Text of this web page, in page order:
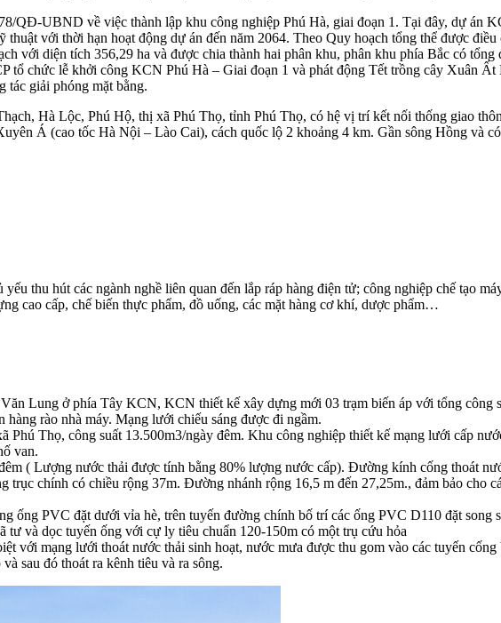
QĐ-UBND về việc thành lập khu công nghiệp Phú Hà, giai đoạn 1. Tại đây, dự án
với thời hạn hoạt động dự án đến năm 2064. Theo Quy hoạch tổng thể được
diện tích 356,29 ha và được chia thành hai phân khu, phân khu phía Bắc có tổng
tổ chức lễ khởi công KCN Phú Hà – Giai đoạn 1 và phát động Tết trồng cây Xuân
tác giải phóng mặt bằng.
Hà Lộc, Phú Hộ, thị xã Phú Thọ, tỉnh Phú Thọ, có hệ vị trí kết nối thống giao
Á (cao tốc Hà Nội – Lào Cai), cách quốc lộ 2 khoảng 4 km. Gần sông Hồng và
thu hút các ngành nghề liên quan đến lắp ráp hàng điện tử; công nghiệp chế tạo
cao cấp, chế biến thực phẩm, đồ uống, các mặt hàng cơ khí, dược phẩm…
Lung ở phía Tây KCN, KCN thiết kế xây dựng mới 03 trạm biến áp với tổng công
rào nhà máy. Mạng lưới chiếu sáng được đi ngầm.
Thọ, công suất 13.500m3/ngày đêm. Khu công nghiệp thiết kế mạng lưới cấp
van.
( Lượng nước thải được tính bằng 80% lượng nước cấp). Đường kính cống thoát
chính có chiều rộng 37m. Đường nhánh rộng 16,5 m đến 27,25m., đảm bảo cho
ống PVC đặt dưới vỉa hè, trên tuyến đường chính bố trí các ống PVC D110 đặt song
và dọc tuyến ống với cự ly tiêu chuẩn 120-150m có một trụ cứu hỏa
với mạng lưới thoát nước thải sinh hoạt, nước mưa được thu gom vào các tuyến cống
sau đó thoát ra kênh tiêu và ra sông.